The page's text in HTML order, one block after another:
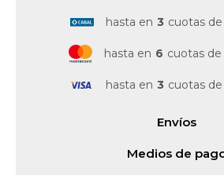
hasta en 3 cuotas de
hasta en 6 cuotas de
hasta en 3 cuotas de
Envíos
Medios de